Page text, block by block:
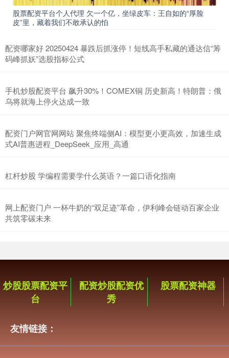
股票配资平台个人代理 欠一个亿，坐绿皮车：王自如的“厚脸
皮”里，藏着我们不敢承认的怕
配资哪家好 20250424 暴跌后抓涨停！短线高手私藏的通达信“筹
码峰抓妖”选股指标公式
手机炒股配资平台 飙升30%！COMEX铜 历史新高！特朗普：俄
乌将就海上停火达成一致
配资门户网官网网站 聚焦终端侧AI：模型更小更高效，加速生成
式AI普惠进程_DeepSeek_应用_高通
杠杆炒股 学编程需要学什么英语？一篇口语化指南
网上配资门户 一杯牛奶的“双足迹”革命，伊利峰会链动百家企业
共筑零碳未来
炒股股票配资平
台
配资炒股配资优
秀
股票配资神器
友情链接：